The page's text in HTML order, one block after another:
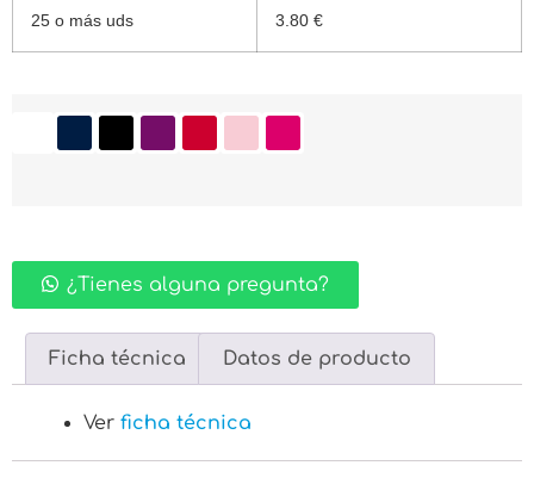
25 o más uds 3.80 €
¿Tienes alguna pregunta?
Ficha técnica Datos de producto
Ver ficha técnica